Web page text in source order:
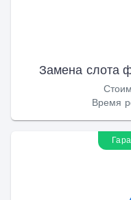
Замена слота
Время